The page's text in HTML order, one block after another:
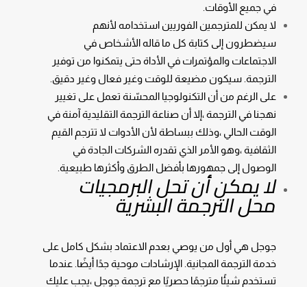
في جميع الأوقات.
لا يمكن للمترجمين الفوريين استخدامه لأنهم
سيضطرون إلى كتابة كل ما قاله الأشخاص في
الاجتماعات والمؤتمرات في الأداة حتى يتمكنوا من توفير
الترجمة. سيكون مضيعة للوقت وغير فعال وغير دقيق.
على الرغم من أن التكنولوجيا المحسّنة تعمل على تغيير
نهجنا في الترجمة ،إلا أن صناعة الترجمة التقليدية آمنة في
الوقت الحالي ،وذلك ببساطة لأن الأدوات لا تترجم القيم
الثقافية ،وهو الأمر الذي تقدره الشركات الجادة في
الوصول إلى جمهورها بأفضل الطرق وأكثرها طبيعية.
لا يمكن أن تحل البرمجيات
محل الترجمة البشرية
جوجل هي أول من يوصي بعدم الاعتماد بشكل كامل على
خدمة الترجمة المجانية. الإرشادات موحية جدًا أيضًا. عندما
تستخدم شيئًا مترجمًا حصريًا مع ترجمة جوجل ،يجب عليك